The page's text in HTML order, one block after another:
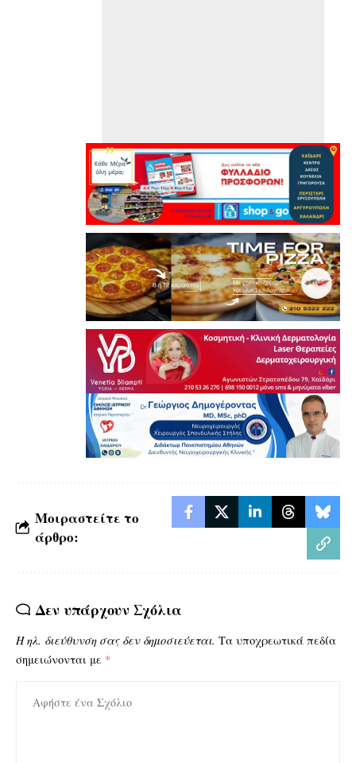
Μοιραστείτε το
άρθρο:
Δεν υπάρχουν Σχόλια
Η ηλ. διεύθυνση σας δεν δημοσιεύεται. Τα υποχρεωτικά πεδία
σημειώνονται με *